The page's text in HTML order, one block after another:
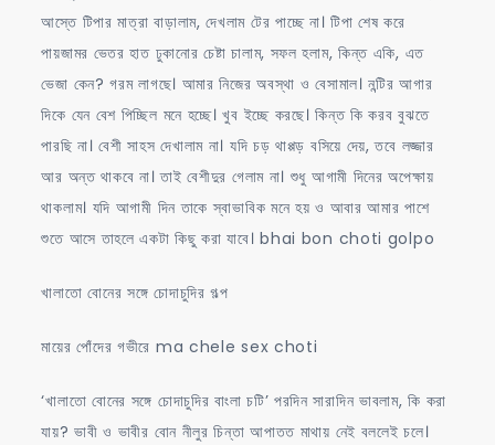
আস্তে টিপার মাত্রা বাড়ালাম, দেখলাম টের পাচ্ছে না। টিপা শেষ করে
পায়জামর ভেতর হাত ঢুকানোর চেষ্টা চালাম, সফল হলাম, কিন্ত একি, এত
ভেজা কেন? গরম লাগছে। আমার নিজের অবস্থা ও বেসামাল। নন্টির আগার
দিকে যেন বেশ পিচ্ছিল মনে হচ্ছে। খুব ইচ্ছে করছে। কিন্ত কি করব বুঝতে
পারছি না। বেশী সাহস দেখালাম না। যদি চড় থাপ্পড় বসিয়ে দেয়, তবে লজ্জার
আর অন্ত থাকবে না। তাই বেশীদুর গেলাম না। শুধু আগামী দিনের অপেক্ষায়
থাকলাম। যদি আগামী দিন তাকে স্বাভাবিক মনে হয় ও আবার আমার পাশে
শুতে আসে তাহলে একটা কিছু করা যাবে। bhai bon choti golpo
খালাতো বোনের সঙ্গে চোদাচুদির গল্প
মায়ের পোঁদের গভীরে ma chele sex choti
‘খালাতো বোনের সঙ্গে চোদাচুদির বাংলা চটি’ পরদিন সারাদিন ভাবলাম, কি করা
যায়? ভাবী ও ভাবীর বোন নীলুর চিন্তা আপাতত মাথায় নেই বললেই চলে।